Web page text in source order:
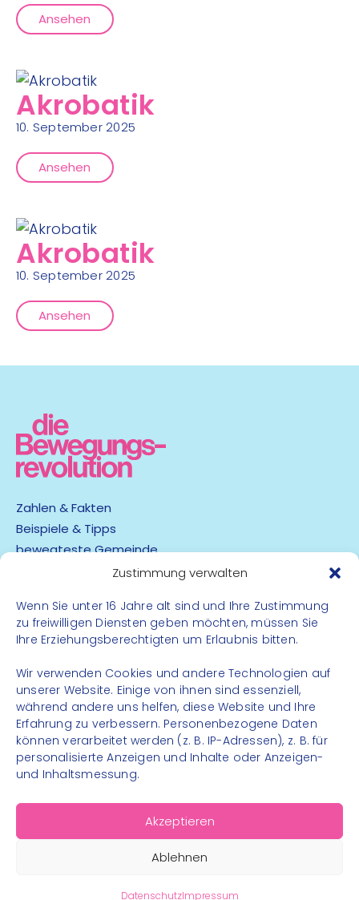
Zustimmung verwalten
Wenn Sie unter 16 Jahre alt sind und Ihre Zustimmung
zu freiwilligen Diensten geben möchten, müssen Sie
Ihre Erziehungsberechtigten um Erlaubnis bitten.
Wir verwenden Cookies und andere Technologien auf
unserer Website. Einige von ihnen sind essenziell,
während andere uns helfen, diese Website und Ihre
Erfahrung zu verbessern. Personenbezogene Daten
können verarbeitet werden (z. B. IP-Adressen), z. B. für
personalisierte Anzeigen und Inhalte oder Anzeigen-
und Inhaltsmessung.
Akzeptieren
Ablehnen
DatenschutzImpressum
Ansehen
Akrobatik
10. September 2025
Ansehen
Akrobatik
10. September 2025
Ansehen
Zahlen & Fakten
Beispiele & Tipps
bewegteste Gemeinde
Barrierefreiheit
Datenschutz
Impressum
Kontakt
FOLGE UNS
Instagram
Facebook
© 2026 – Bewegungsland Steiermark gGmbH - Alle